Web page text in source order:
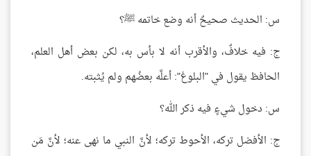
س: الحديث صحيحٌ أنه وضع خاتمه ﷺ؟
ج: فيه خلافٌ، والأقرب أنه لا بأس به، لكن بعض أهل العلم،
الحافظ يقول في "البلوغ": أعلَّه بعضُهم ولم يُثبته.
س: دخول شيءٍ فيه ذكر الله؟
ج: الأفضل تركه، الأحوط تركه؛ لأنَّ النبي ما نهى عنه؛ لأنَّ مَن